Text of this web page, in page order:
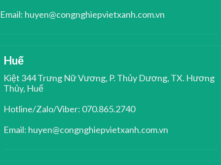
Email: huyen@congnghiepvietxanh.com.vn
Huế
Kiệt 344 Trưng Nữ Vương, P. Thủy Dương, TX. Hương
Thủy, Huế
Hotline/Zalo/Viber: 070.865.2740
Email: huyen@congnghiepvietxanh.com.vn